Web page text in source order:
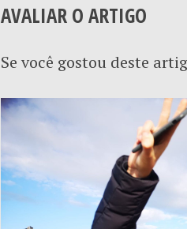
AVALIAR O ARTIGO
Se você gostou deste